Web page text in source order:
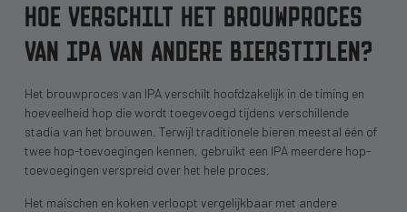
HOE VERSCHILT HET BROUWPROCES
VAN IPA VAN ANDERE BIERSTIJLEN?
Het brouwproces van IPA verschilt hoofdzakelijk in de timing en
hoeveelheid hop die wordt toegevoegd tijdens verschillende
stadia van het brouwen. Terwijl traditionele bieren meestal één of
twee hop-toevoegingen kennen, gebruikt een IPA meerdere hop-
toevoegingen verspreid over het hele proces.
Het maischen en koken verloopt vergelijkbaar met andere